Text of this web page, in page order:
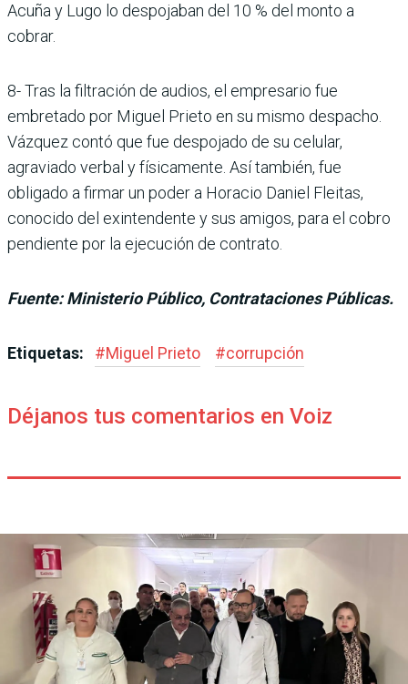
Acuña y Lugo lo despojaban del 10 % del monto a
cobrar.
8- Tras la filtración de audios, el empresario fue
embretado por Miguel Prieto en su mismo despacho.
Vázquez contó que fue despojado de su celular,
agraviado verbal y físicamente. Así también, fue
obligado a firmar un poder a Horacio Daniel Fleitas,
conocido del exintendente y sus amigos, para el cobro
pendiente por la ejecución de contrato.
Fuente: Ministerio Público, Contrataciones Públicas.
Etiquetas: #Miguel Prieto #corrupción
Déjanos tus comentarios en Voiz